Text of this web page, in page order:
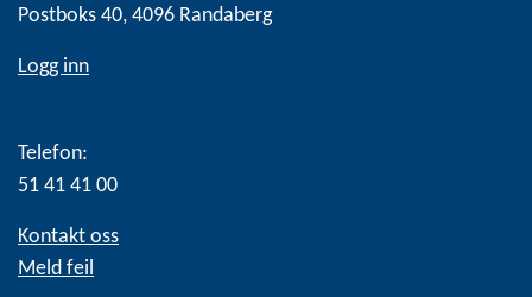
Postboks 40, 4096 Randaberg
Logg inn
Telefon:
51 41 41 00
Kontakt oss
Meld feil